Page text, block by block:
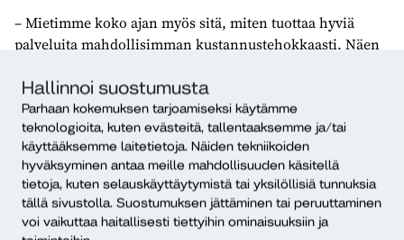
Hallinnoi suostumusta
Parhaan kokemuksen tarjoamiseksi käytämme
teknologioita, kuten evästeitä, tallentaaksemme ja/tai
käyttääksemme laitetietoja. Näiden tekniikoiden
hyväksyminen antaa meille mahdollisuuden käsitellä
tietoja, kuten selauskäyttäytymistä tai yksilöllisiä tunnuksia
tällä sivustolla. Suostumuksen jättäminen tai peruuttaminen
voi vaikuttaa haitallisesti tiettyihin ominaisuuksiin ja
– Mietimme koko ajan myös sitä, miten tuottaa hyviä
palveluita mahdollisimman kustannustehokkaasti. Näen
palveluitamme ostavat julkiset tahot.
Uusia sosiaalisia innovaatioita Hoivatie kehittää kutakin
tavoitetta varten koottavilla kehitystiimeillä. Yhdessä
Diakin kanssa Hoivatie on kehittänyt toiminnalleen
vaikuttavuusmittareita ja Helsingin kaupungin kanssa
räätälöityä työhönvalmennusta.